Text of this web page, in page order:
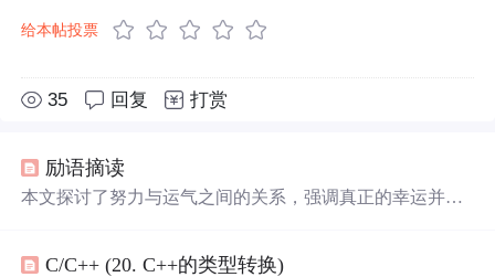
给本帖投票
35 回复 打赏
励语摘读
本文探讨了努力与运气之间的关系，强调真正的幸运并非
过具体例子说明了如何通过积极的生活态度和不懈的努力
C/C++ (20. C++的类型转换)